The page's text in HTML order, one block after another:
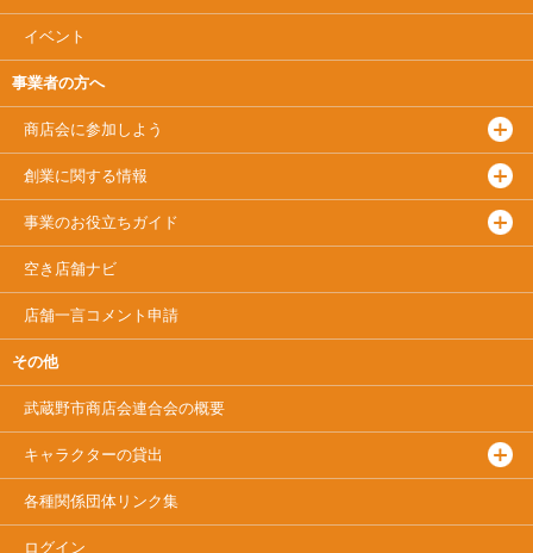
イベント
事業者の方へ
商店会に参加しよう
創業に関する情報
事業のお役立ちガイド
空き店舗ナビ
店舗一言コメント申請
その他
武蔵野市商店会連合会の概要
キャラクターの貸出
各種関係団体リンク集
ログイン